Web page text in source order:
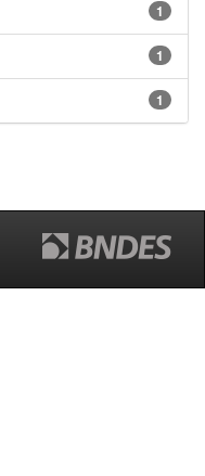
1
1
1